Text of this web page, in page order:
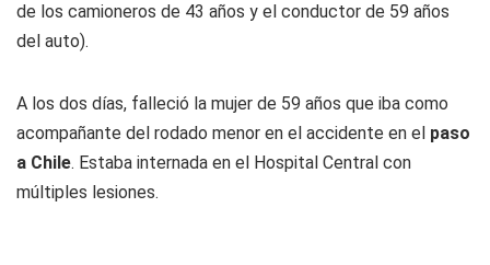
de los camioneros de 43 años y el conductor de 59 años
del auto).
A los dos días, falleció la mujer de 59 años que iba como
acompañante del rodado menor en el accidente en el paso
a Chile. Estaba internada en el Hospital Central con
múltiples lesiones.